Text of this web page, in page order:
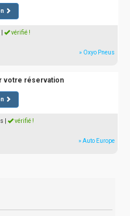
vérifié !
» Oxyo Pneus
votre réservation
vérifié !
» Auto Europe